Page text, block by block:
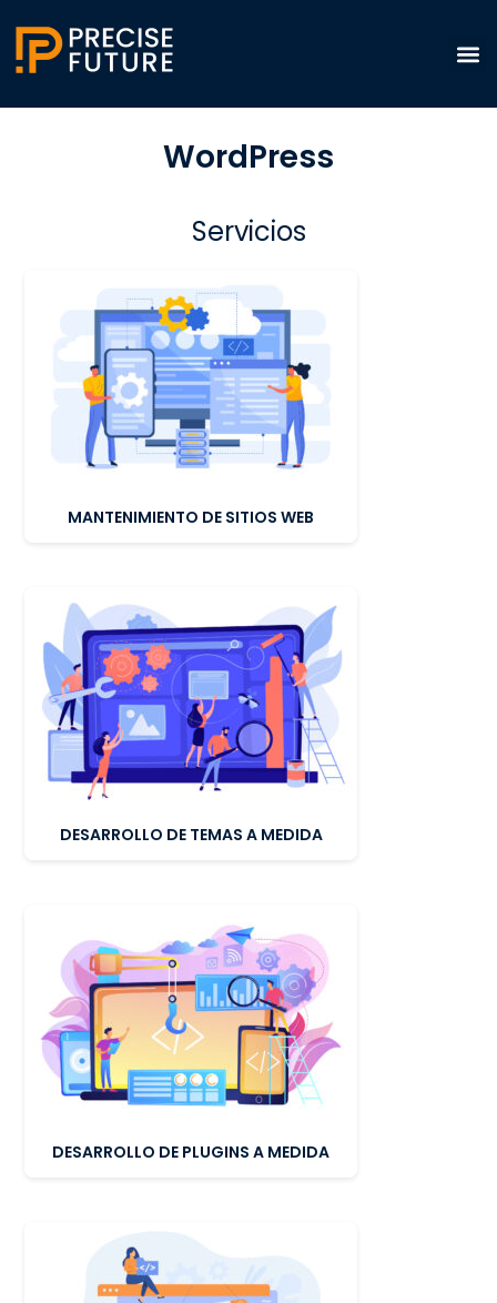
WordPress
Servicios
MANTENIMIENTO DE SITIOS WEB
DESARROLLO DE TEMAS A MEDIDA
DESARROLLO DE PLUGINS A MEDIDA